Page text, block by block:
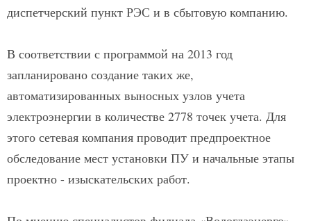
диспетчерский пункт РЭС и в сбытовую компанию.
В соответствии с программой на 2013 год
запланировано создание таких же,
автоматизированных выносных узлов учета
электроэнергии в количестве 2778 точек учета. Для
этого сетевая компания проводит предпроектное
обследование мест установки ПУ и начальные этапы
проектно - изыскательских работ.